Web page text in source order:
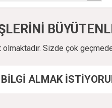
Sizde çok
BİLGİ ALMAK